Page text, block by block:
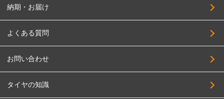
納期・お届け
よくある質問
お問い合わせ
タイヤの知識